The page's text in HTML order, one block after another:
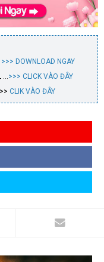
>>> DOWNLOAD NGAY
>>> CLICK VÀO ĐÂY
CLIK VÀO ĐÂY